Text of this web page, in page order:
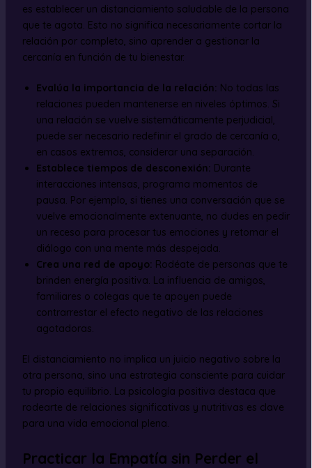
es establecer un distanciamiento saludable de la persona
que te agota. Esto no significa necesariamente cortar la
relación por completo, sino aprender a gestionar la
cercanía en función de tu bienestar.
Evalúa la importancia de la relación: No todas las
relaciones pueden mantenerse en niveles óptimos. Si
una relación se vuelve sistemáticamente perjudicial,
puede ser necesario redefinir el grado de cercanía o,
en casos extremos, considerar una separación.
Establece tiempos de desconexión: Durante
interacciones intensas, programa momentos de
pausa. Por ejemplo, si tienes una conversación que se
vuelve emocionalmente extenuante, no dudes en pedir
un receso para procesar tus emociones y retomar el
diálogo con una mente más despejada.
Crea una red de apoyo: Rodéate de personas que te
brinden energía positiva. La influencia de amigos,
familiares o colegas que te apoyen puede
contrarrestar el efecto negativo de las relaciones
agotadoras.
El distanciamiento no implica un juicio negativo sobre la
otra persona, sino una estrategia consciente para cuidar
tu propio equilibrio. La psicología positiva destaca que
rodearte de relaciones significativas y nutritivas es clave
para una vida emocional plena.
Practicar la Empatía sin Perder el